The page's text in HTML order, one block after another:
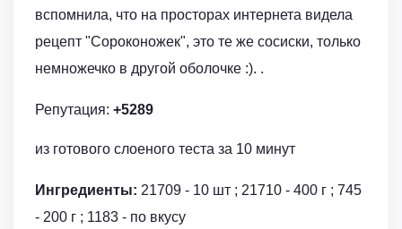
вспомнила, что на просторах интернета видела
рецепт "Сороконожек", это те же сосиски, только
немножечко в другой оболочке :). .
Репутация: +5289
из готового слоеного теста за 10 минут
Ингредиенты: 21709 - 10 шт ; 21710 - 400 г ; 745
- 200 г ; 1183 - по вкусу